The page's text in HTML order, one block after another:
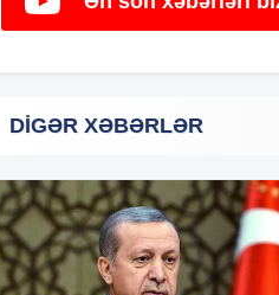
DIGƏR XƏBƏRLƏR